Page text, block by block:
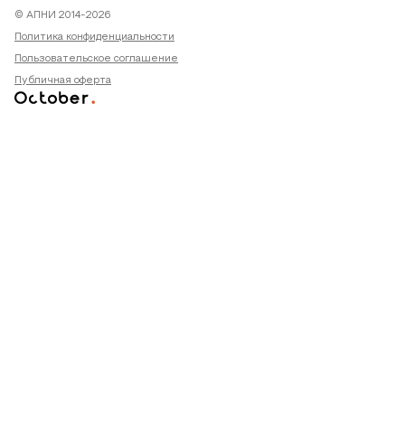
© АПНИ 2014-2026
Политика конфиденциальности
Пользовательское соглашение
Публичная оферта